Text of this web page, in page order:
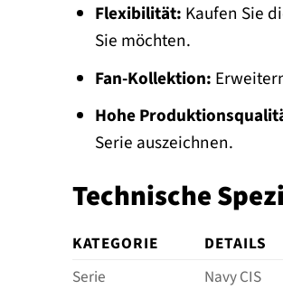
Flexibilität: Kaufen Sie
Sie möchten.
Fan-Kollektion:
Hohe
Serie auszeichnen.
Technische
KATEGORIE
DETAILS
Serie
Navy CIS